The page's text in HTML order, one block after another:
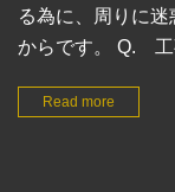
る為に、周りに
からです。 Q. 工
Read more